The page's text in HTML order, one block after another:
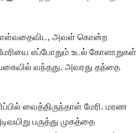
அவள் கொன்ற
எப்போதும் உடல் கோளாறுகள்
வந்தது. அவரது தந்தை
வைத்திருந்தாள் மேரி. மரண
பருத்து முகத்தை